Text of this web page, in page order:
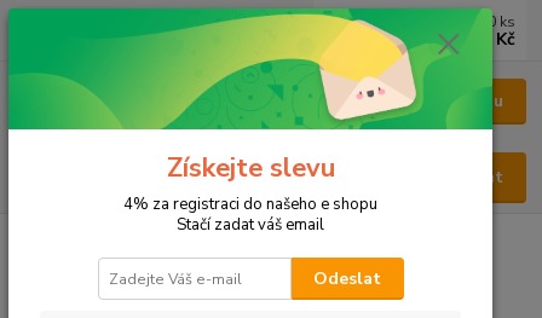
Menu
Hledat
0 ks
0 Kč
Kopřiva nať
Získejte slevu
4% za registraci do našeho e shopu
Stačí zadat váš email
Odeslat